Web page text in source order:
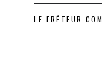
LE FRÉTEUR.COM